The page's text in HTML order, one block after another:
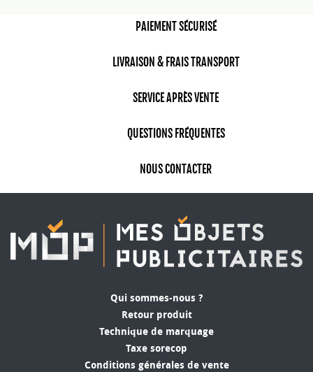
PAIEMENT SÉCURISÉ
LIVRAISON & FRAIS TRANSPORT
SERVICE APRÈS VENTE
QUESTIONS FRÉQUENTES
NOUS CONTACTER
Qui sommes-nous ?
Retour produit
Technique de marquage
Taxe sorecop
Conditions générales de vente